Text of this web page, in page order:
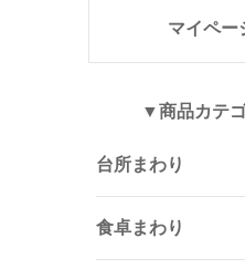
マイペー
▼商品カテ
台所まわり
食卓まわり